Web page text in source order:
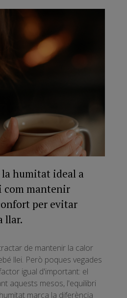
humitat ideal a
com mantenir
per evitar
llar.
de mantenir la calor
llei. Però poques vegades
igual d'important: el
aquests mesos, l'equilibri
marca la diferència